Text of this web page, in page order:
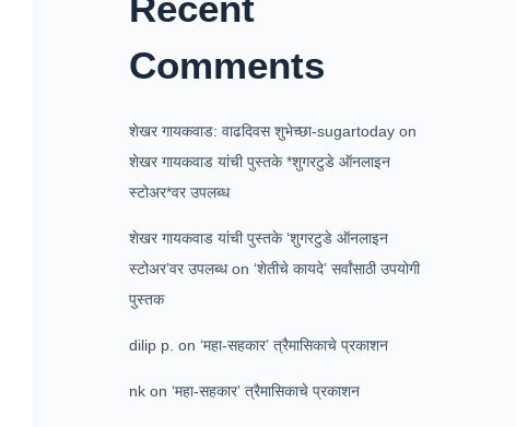
Comments
शेखर गायकवाड: वाढदिवस शुभेच्छा-sugartoday on
शेखर गायकवाड यांची पुस्तके *शुगरटुडे ऑनलाइन
स्टोअर*वर उपलब्ध
शेखर गायकवाड यांची पुस्तके ‘शुगरटुडे ऑनलाइन
स्टोअर’वर उपलब्धon‘शेतीचे कायदे’ सर्वांसाठी उपयोगी
पुस्तक
dilip p. on‘महा-सहकार’ त्रैमासिकाचे प्रकाशन
nk on‘महा-सहकार’ त्रैमासिकाचे प्रकाशन